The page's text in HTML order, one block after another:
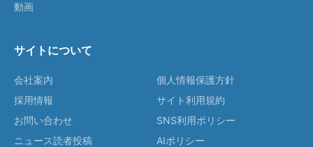
動画
サイトについて
会社案内
採用情報
お問い合わせ
ニュース読者投稿
個人情報保護方針
サイト利用規約
SNS利用ポリシー
AIポリシー